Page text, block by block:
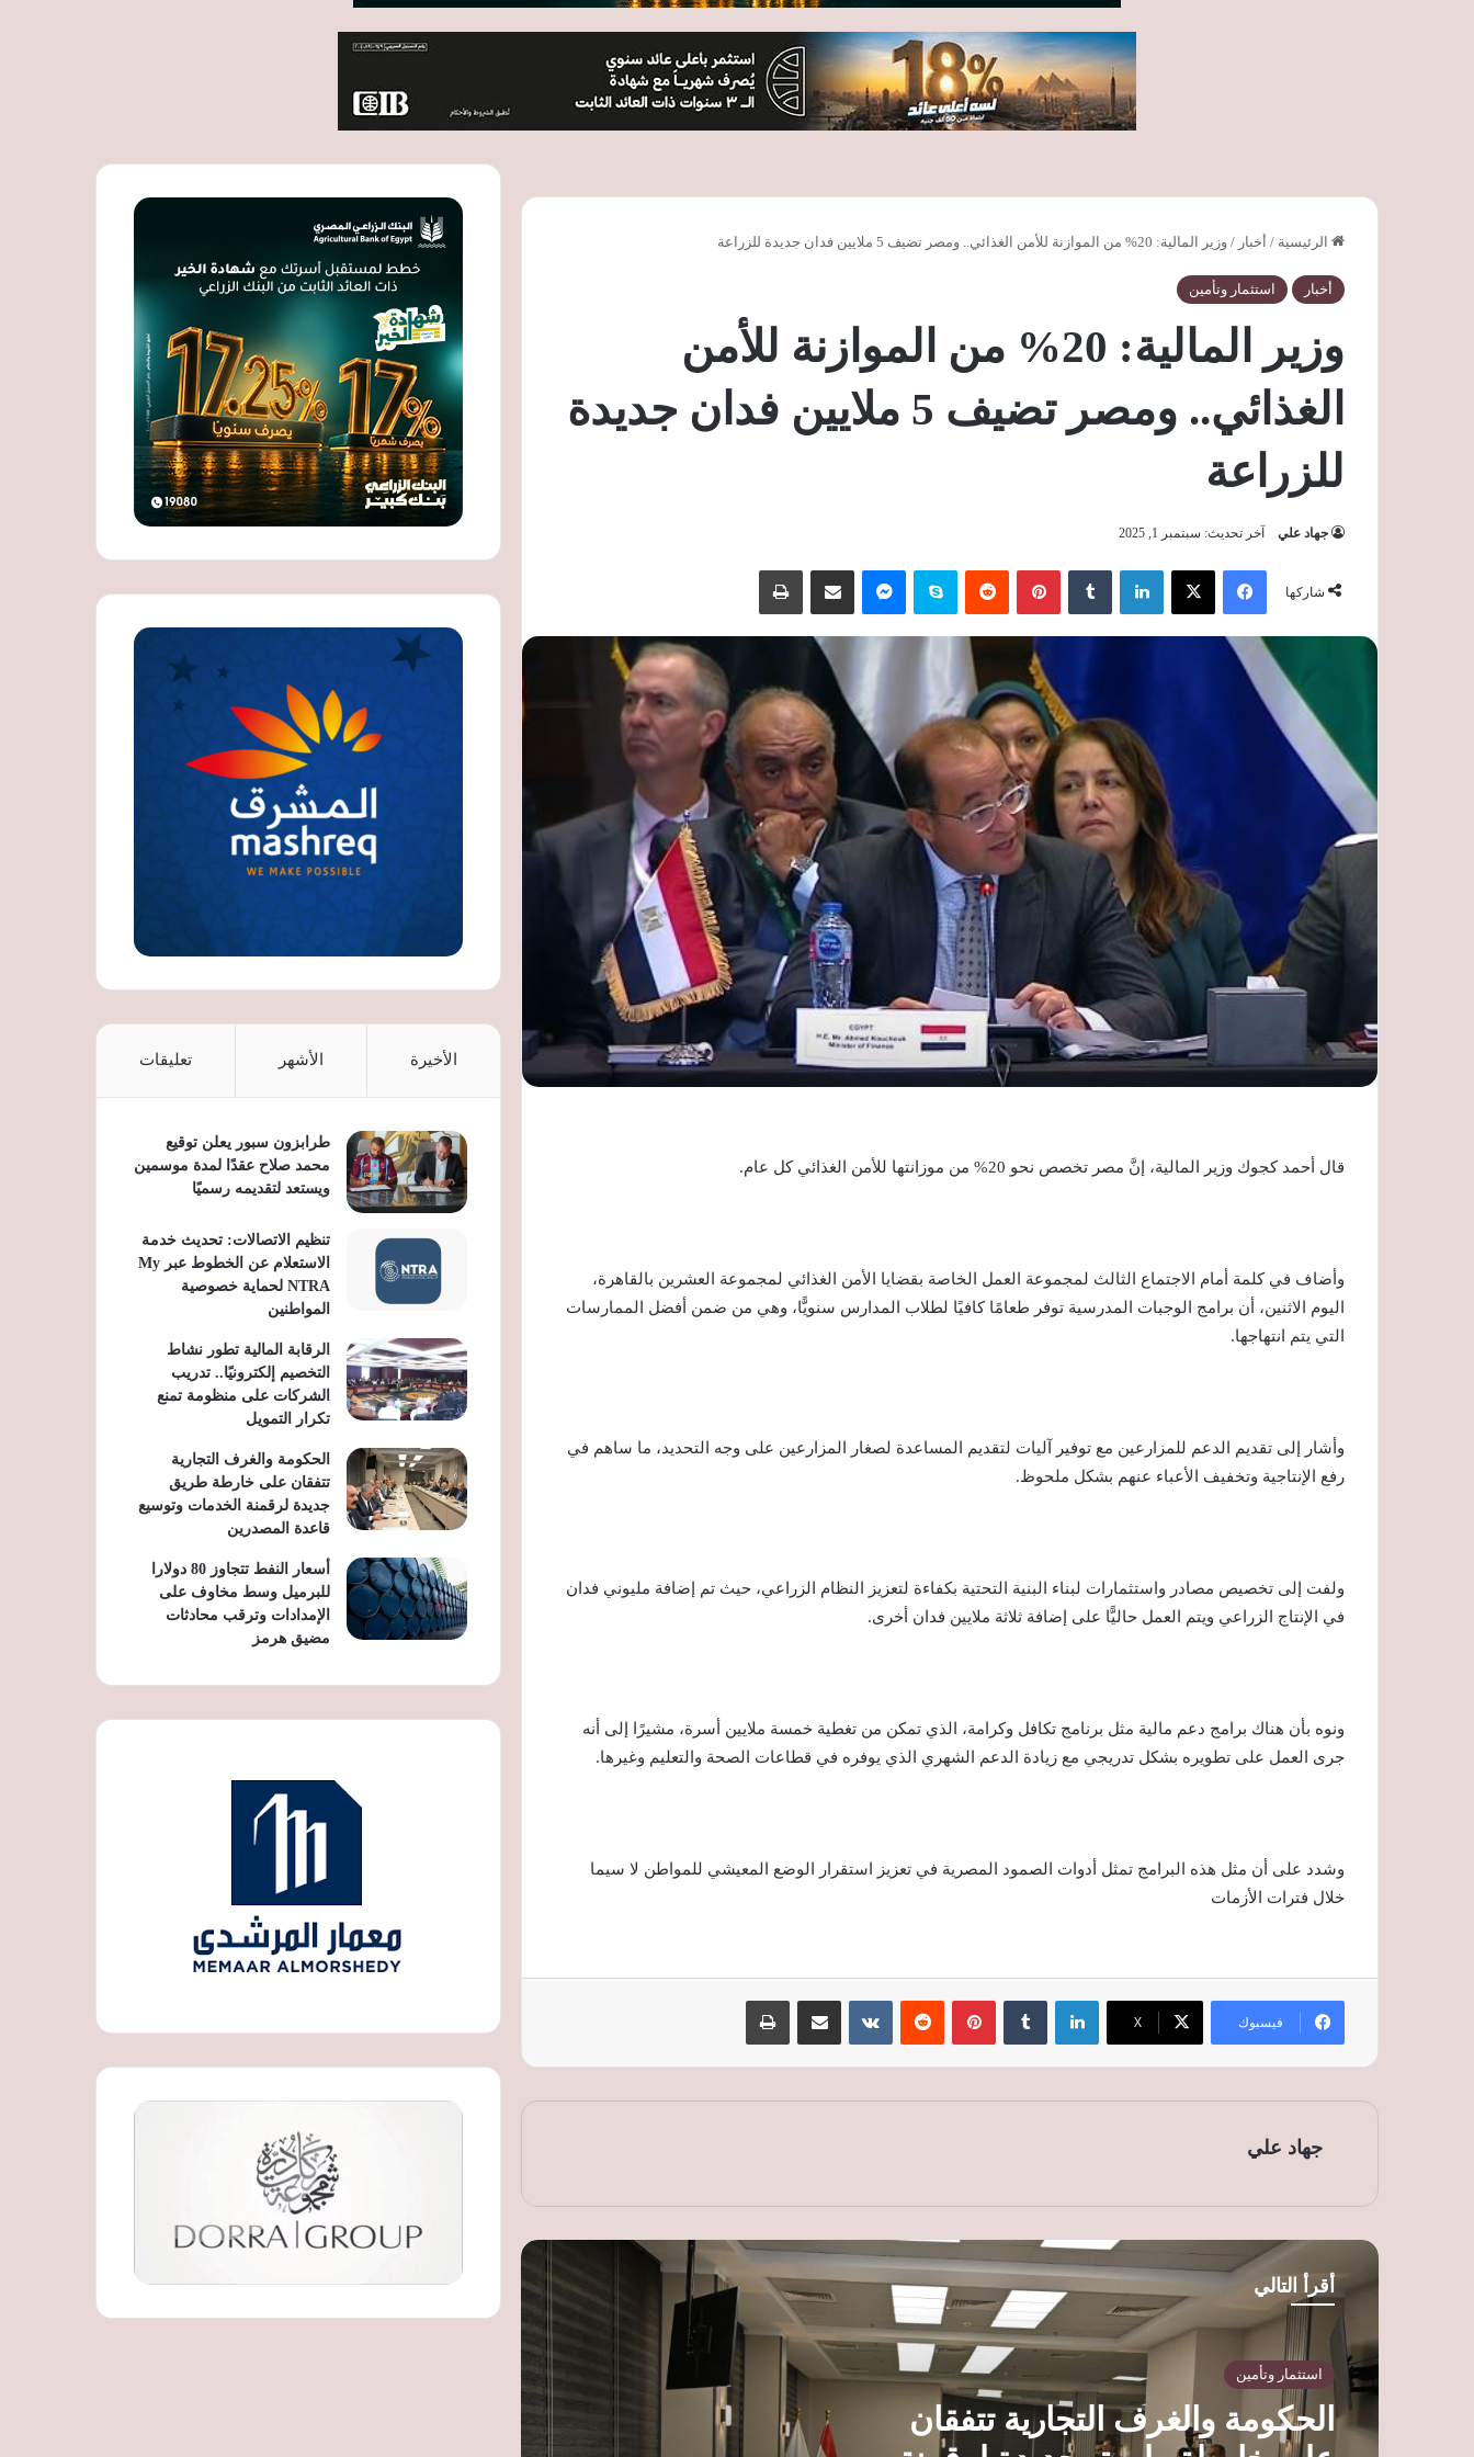
الرئيسية / أخبار / وزير المالية: 20% من الموازنة للأمن الغذائي.. ومصر تضيف 5 ملايين فدان جديدة للزراعة
أخبار استثمار وتأمين
وزير المالية: 20% من الموازنة للأمن
الغذائي.. ومصر تضيف 5 ملايين فدان جديدة
للزراعة
جهاد علي آخر تحديث: سبتمبر 1, 2025
شاركها
فيسبوك ‫X لينكدإن بينتيريست سكايب
قال أحمد كجوك وزير المالية، إنَّ مصر تخصص نحو 20% من موزانتها للأمن الغذائي كل عام.
وأضاف في كلمة أمام الاجتماع الثالث لمجموعة العمل الخاصة بقضايا الأمن الغذائي لمجموعة العشرين بالقاهرة،
اليوم الاثنين، أن برامج الوجبات المدرسية توفر طعامًا كافيًا لطلاب المدارس سنويًّا، وهي من ضمن أفضل الممارسات
التي يتم انتهاجها.
وأشار إلى تقديم الدعم للمزارعين مع توفير آليات لتقديم المساعدة لصغار المزارعين على وجه التحديد، ما ساهم في
رفع الإنتاجية وتخفيف الأعباء عنهم بشكل ملحوظ.
ولفت إلى تخصيص مصادر واستثمارات لبناء البنية التحتية بكفاءة لتعزيز النظام الزراعي، حيث تم إضافة مليوني فدان
في الإنتاج الزراعي ويتم العمل حاليًّا على إضافة ثلاثة ملايين فدان أخرى.
ونوه بأن هناك برامج دعم مالية مثل برنامج تكافل وكرامة، الذي تمكن من تغطية خمسة ملايين أسرة، مشيرًا إلى أنه
جرى العمل على تطويره بشكل تدريجي مع زيادة الدعم الشهري الذي يوفره في قطاعات الصحة والتعليم وغيرها.
وشدد على أن مثل هذه البرامج تمثل أدوات الصمود المصرية في تعزيز استقرار الوضع المعيشي للمواطن لا سيما
خلال فترات الأزمات
فيسبوك ‫X
لينكدإن بينتيريست
جهاد علي
أقرأ التالي
استثمار وتأمين
الحكومة والغرف التجارية تتفقان
الحكومة والغرف التجارية تتفقان على
خارطة طريق جديدة لرقمنة الخدمات
وتوسيع قاعدة المصدرين
البريكس يفتح آفاقًا جديدة للصناعة
النقل تطلق تحذيرات جديدة لركاب
القطارات: لا تعبروا المزلقانات المغلقة ولا
تصعدوا أثناء الحركة
مليون دولار وعزز تنافسية الصادرات
المصرية
الأخيرة الأشهر تعليقات
طرابزون سبور يعلن توقيع
محمد صلاح عقدًا لمدة موسمين
ويستعد لتقديمه رسميًا
تنظيم الاتصالات: تحديث خدمة
الاستعلام عن الخطوط عبر My
NTRA لحماية خصوصية
المواطنين
الرقابة المالية تطور نشاط
التخصيم إلكترونيًا.. تدريب
الشركات على منظومة تمنع
تكرار التمويل
الحكومة والغرف التجارية
تتفقان على خارطة طريق
جديدة لرقمنة الخدمات وتوسيع
قاعدة المصدرين
أسعار النفط تتجاوز 80 دولارا
للبرميل وسط مخاوف على
الإمدادات وترقب محادثات
مضيق هرمز